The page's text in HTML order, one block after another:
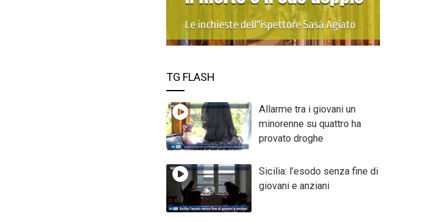
TG FLASH
Allarme tra i giovani un
minorenne su quattro ha
provato droghe
Sicilia: l’esodo senza fine di
giovani e anziani